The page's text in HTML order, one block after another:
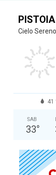
PISTOIA
Cielo Sereno
41
SAB
33°